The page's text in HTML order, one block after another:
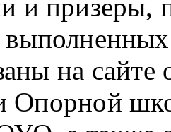
и призеры,
на
Опорной